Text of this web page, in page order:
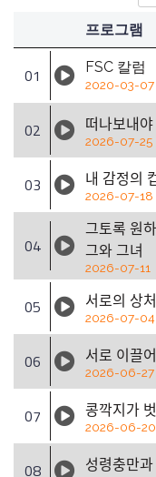
프로그램
01 FSC 칼럼
2020-03-07
02 떠나보내야
2026-07-25
03 내 감정의
2026-07-18
04
그토록
그와 그녀
2026-07-11
05 서로의
2026-07-04
06 서로
2026-06-27
07 콩깍지가
2026-06-20
08